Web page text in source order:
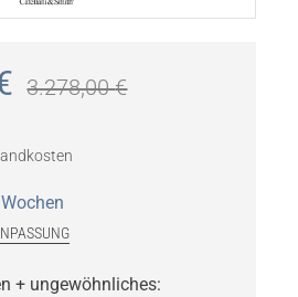
3.278,00€
+ ungewöhnliches: